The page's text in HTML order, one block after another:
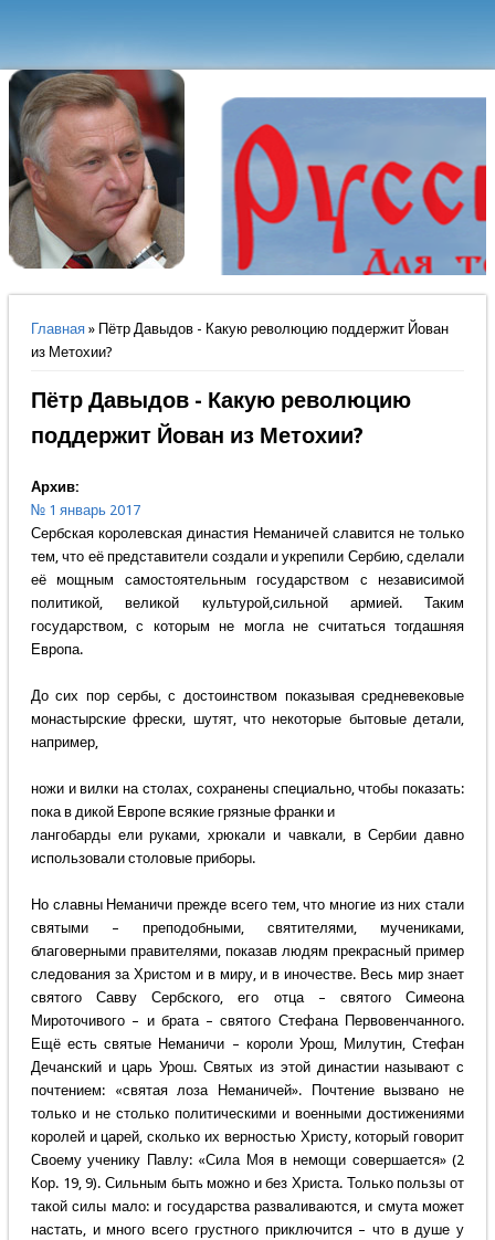
Вы здесь
Главная» Пётр Давыдов - Какую революцию поддержит Йован
из Метохии?
Пётр Давыдов - Какую революцию
поддержит Йован из Метохии?
Архив:
№ 1 январь 2017
Сербская королевская династия Неманичей славится не только
тем, что её представители создали и укрепили Сербию, сделали
её мощным самостоятельным государством с независимой
политикой, великой культурой,сильной армией. Таким
государством, с которым не могла не считаться тогдашняя
Европа.
До сих пор сербы, с достоинством показывая средневековые
монастырские фрески, шутят, что некоторые бытовые детали,
например,
ножи и вилки на столах, сохранены специально, чтобы показать:
пока в дикой Европе всякие грязные франки и
лангобарды ели руками, хрюкали и чавкали, в Сербии давно
использовали столовые приборы.
Но славны Неманичи прежде всего тем, что многие из них стали
святыми – преподобными, святителями, мучениками,
благоверными правителями, показав людям прекрасный пример
следования за Христом и в миру, и в иночестве. Весь мир знает
святого Савву Сербского, его отца – святого Симеона
Мироточивого – и брата – святого Стефана Первовенчанного.
Ещё есть святые Неманичи – короли Урош, Милутин, Стефан
Дечанский и царь Урош. Святых из этой династии называют с
почтением: «святая лоза Неманичей». Почтение вызвано не
только и не столько политическими и военными достижениями
королей и царей, сколько их верностью Христу, который говорит
Своему ученику Павлу: «Сила Моя в немощи совершается» (2
Кор. 19, 9). Сильным быть можно и без Христа. Только пользы от
такой силы мало: и государства разваливаются, и смута может
настать, и много всего грустного приключится – что в душе у